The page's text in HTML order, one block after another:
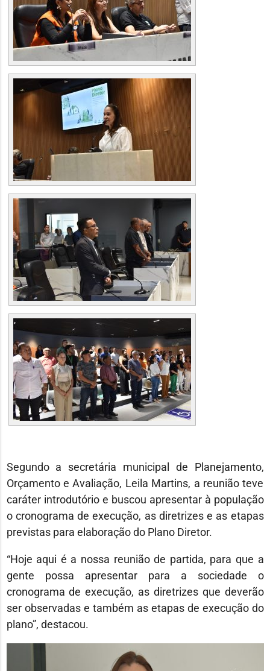
Segundo a secretária municipal de Planejamento,
Orçamento e Avaliação, Leila Martins, a reunião teve
caráter introdutório e buscou apresentar à população
o cronograma de execução, as diretrizes e as etapas
previstas para elaboração do Plano Diretor.
“Hoje aqui é a nossa reunião de partida, para que a
gente possa apresentar para a sociedade o
cronograma de execução, as diretrizes que deverão
ser observadas e também as etapas de execução do
plano”, destacou.